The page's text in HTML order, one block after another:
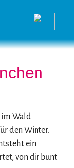
im Wald
den Winter.
ein
von dir bunt